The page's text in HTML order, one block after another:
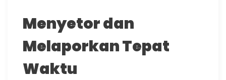
Menyetor dan
Melaporkan Tepat
Waktu